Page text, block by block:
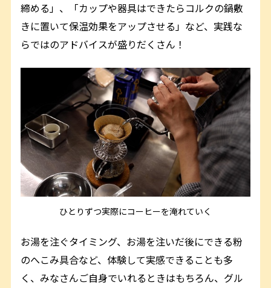
締める」、「カップや器具はできたらコルクの鍋敷
きに置いて保温効果をアップさせる」など、実践な
らではのアドバイスが盛りだくさん！
ひとりずつ実際にコーヒーを淹れていく
お湯を注ぐタイミング、お湯を注いだ後にできる粉
のへこみ具合など、体験して実感できることも多
く、みなさんご自身でいれるときはもちろん、グル